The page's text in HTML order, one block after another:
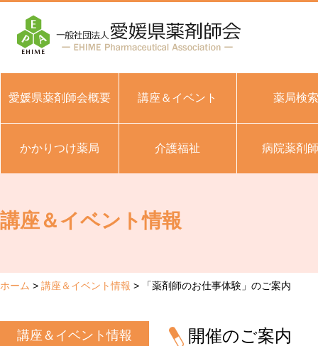
愛媛県薬剤師会概要 講座＆イベント 薬局検索
かかりつけ薬局 介護福祉 病院薬剤
講座＆イベント情報
ホーム 講座＆イベント情報 「薬剤師のお仕事体験」のご案内
講座＆イベント情報 開催のご案内